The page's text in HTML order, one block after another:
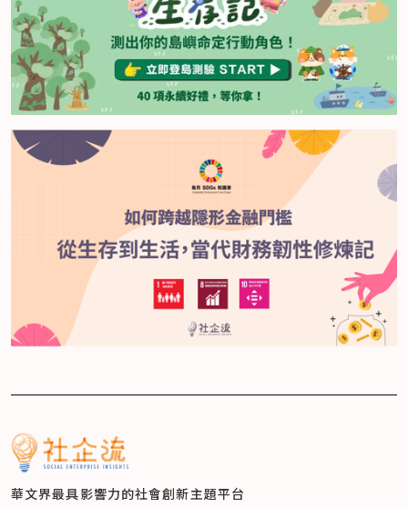
華文界最具影響力的社會創新主題平台